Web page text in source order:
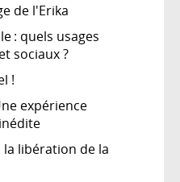
de l'Erika
: quels usages
sociaux ?
!
expérience
la libération de la